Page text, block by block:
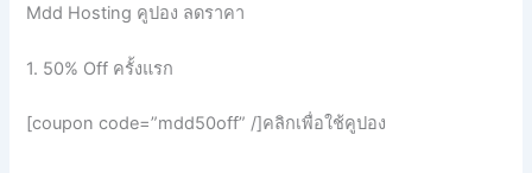
Mdd Hosting คูปอง ลดราคา
1. 50% Off ครั้งแรก
[coupon code=”mdd50off” /]คลิกเพื่อใช้คูปอง